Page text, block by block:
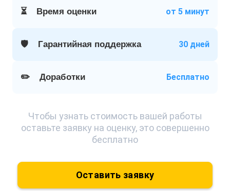
⏳ Время оценки от 5 минут
🛡️ Гарантийная поддержка 30 дней
✏️ Доработки Бесплатно
Чтобы узнать стоимость вашей работы
оставьте заявку на оценку, это совершенно
бесплатно
Оставить заявку